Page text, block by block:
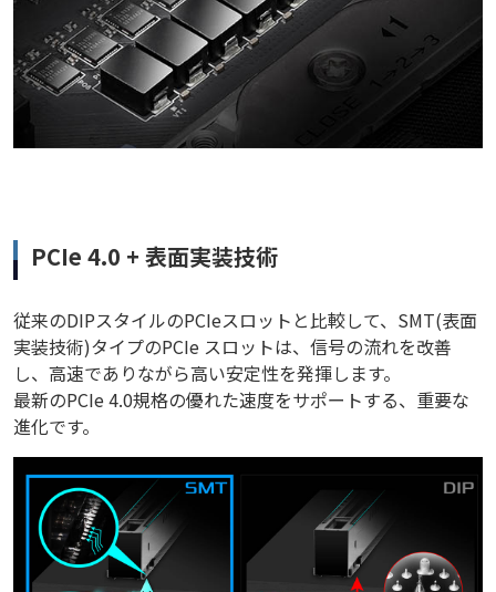
PCIe 4.0 + 表面実装技術
従来のDIPスタイルのPCIeスロットと比較して、SMT(表面
実装技術)タイプのPCIe スロットは、信号の流れを改善
し、高速でありながら高い安定性を発揮します。
最新のPCIe 4.0規格の優れた速度をサポートする、重要な
進化です。